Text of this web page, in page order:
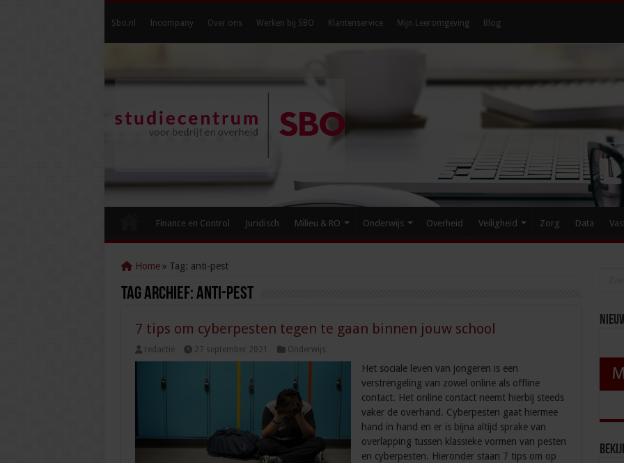
Sbo.nl Incompany Over ons Werken bij SBO Klantenservice Mijn Leeromgeving Blog
Finance en Control Juridisch Milieu & RO Onderwijs Overheid Veiligheid Zorg Data
Home » Tag: anti-pest
Tag Archief:anti-pest
7 tips om cyberpesten tegen te gaan binnen jouw school
redactie 27 september 2021 Onderwijs
Het sociale leven van jongeren is een
verstrengeling van zowel online als offline
contact. Het online contact neemt hierbij steeds
vaker de overhand. Cyberpesten gaat hiermee
hand in hand en er is bijna altijd sprake van
overlapping tussen klassieke vormen van pesten
en cyberpesten. Hieronder staan 7 tips om op